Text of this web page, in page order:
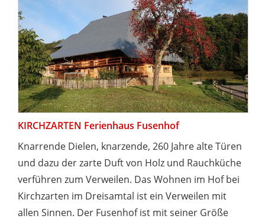
KIRCHZARTEN Ferienhaus Fusenhof
Knarrende Dielen, knarzende, 260 Jahre alte Türen
und dazu der zarte Duft von Holz und Rauchküche
verführen zum Verweilen. Das Wohnen im Hof bei
Kirchzarten im Dreisamtal ist ein Verweilen mit
allen Sinnen. Der Fusenhof ist mit seiner Größe